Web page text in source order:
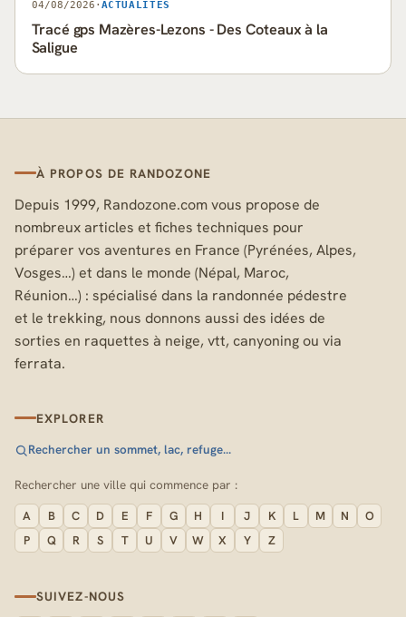
04/08/2026 · ACTUALITÉS
Tracé gps Mazères-Lezons - Des Coteaux à la
Saligue
À PROPOS DE RANDOZONE
Depuis 1999, Randozone.com vous propose de
nombreux articles et fiches techniques pour
préparer vos aventures en France (Pyrénées, Alpes,
Vosges…) et dans le monde (Népal, Maroc,
Réunion…) : spécialisé dans la randonnée pédestre
et le trekking, nous donnons aussi des idées de
sorties en raquettes à neige, vtt, canyoning ou via
ferrata.
EXPLORER
Rechercher un sommet, lac, refuge…
Rechercher une ville qui commence par :
A B C D E F G H I J K L M N
O
P
Q R S T U V W X Y Z
SUIVEZ-NOUS